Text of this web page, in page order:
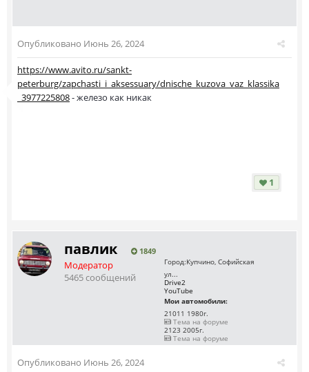
Опубликовано Июнь 26, 2024
https://www.avito.ru/sankt-
peterburg/zapchasti_i_aksessuary/dnische_kuzova_vaz_klassika
_3977225808- железо как никак
1
павлик 1849
Модератор
5465 сообщений
Город:Купчино, Софийская
ул...
Drive2
YouTube
Мои автомобили:
21011 1980г.
Тема на форуме
2123 2005г.
Тема на форуме
Опубликовано Июнь 26, 2024